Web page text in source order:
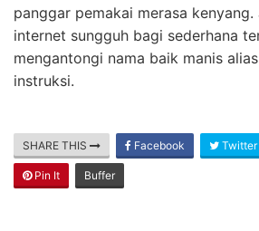
panggar pemakai merasa
internet sungguh bagi sederhana
mengantongi nama baik manis
instruksi.
SHARE THIS Facebook Twitter
Pin It Buffer